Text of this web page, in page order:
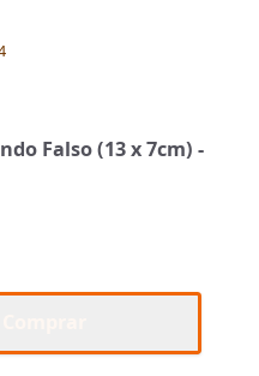
Falso (13 x 7cm) -